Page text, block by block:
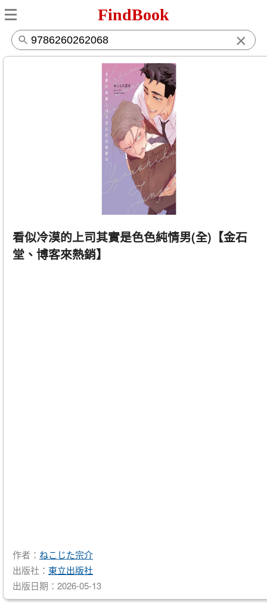
FindBook
×
看似冷漠的上司其實是色色純情男(全)【金石
堂、博客來熱銷】
作者： ねこじた宗介
出版社： 東立出版社
出版日期：2026-05-13